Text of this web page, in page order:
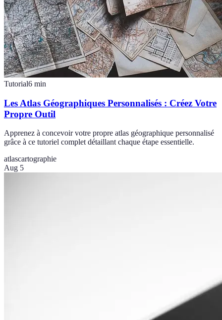
Tutorial6 min
Les Atlas Géographiques Personnalisés : Créez Votre
Propre Outil
Apprenez à concevoir votre propre atlas géographique personnalisé
grâce à ce tutoriel complet détaillant chaque étape essentielle.
atlascartographie
Aug 5